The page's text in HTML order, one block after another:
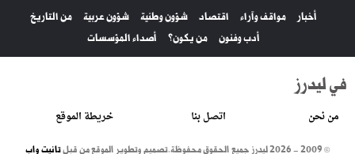
أخبار مواقف وآراء اقتصاد شؤون وطنية شؤون عربية
من التاريخ
أدب وفنون
من يكون؟ أصداء المؤسسات
في ليدرز
من نحن اتصل بنا خريطة الموقع
© 2009 - 2026 ليدرز جميع الحقوق محفوظة. تصميم وتطوير الموقع من قبلتانيت واب